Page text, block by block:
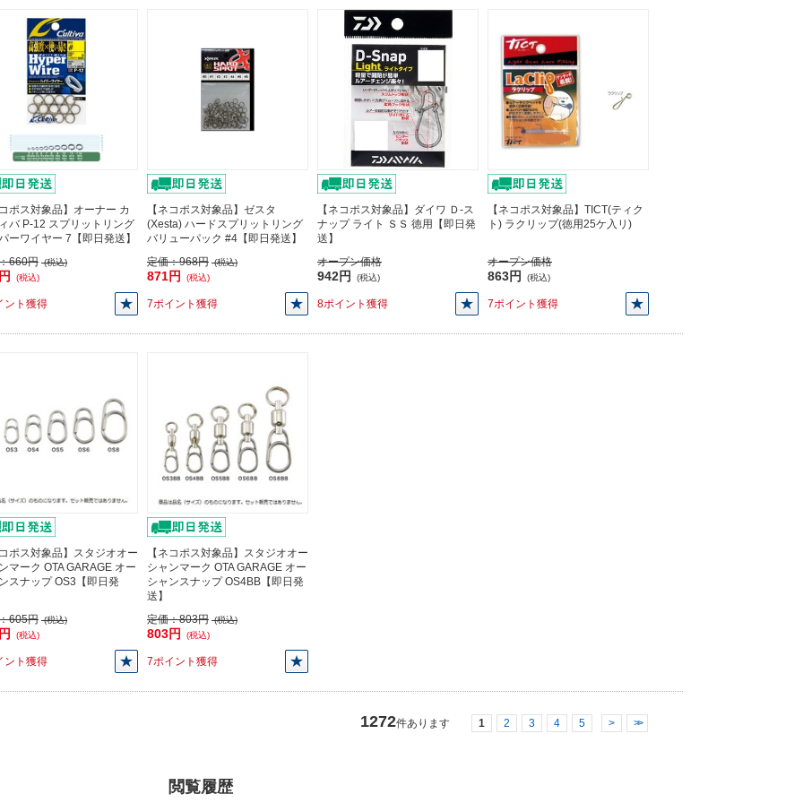
コポス対象品】オーナー カ
バ P-12 スプリットリング
ーワイヤー 7【即日発送】
660円 (税込)
(税込)
ント獲得
【ネコポス対象品】ゼスタ
(Xesta) ハードスプリットリング
バリューパック #4【即日発送】
定価：968円 (税込)
871円 (税込)
7ポイント獲得
【ネコポス対象品】ダイワ Ｄ-ス
ナップ ライト ＳＳ 徳用【即日発
送】
オープン価格
942円 (税込)
8ポイント獲得
【ネコポス対象品】TICT(ティク
ト) ラクリップ(徳用25ケ入リ)
オープン価格
863円 (税込)
7ポイント獲得
コポス対象品】スタジオオー
マーク OTA GARAGE オー
スナップ OS3【即日発
605円 (税込)
(税込)
ント獲得
【ネコポス対象品】スタジオオー
シャンマーク OTA GARAGE オー
シャンスナップ OS4BB【即日発
送】
定価：803円 (税込)
803円 (税込)
7ポイント獲得
1272件あります 1 2 3 4 5 > >>
閲覧履歴